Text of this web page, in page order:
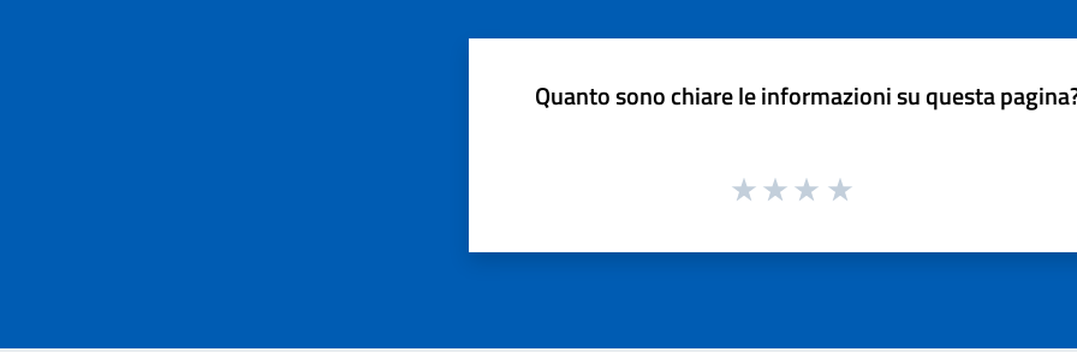
Quanto sono chiare le informazioni su questa